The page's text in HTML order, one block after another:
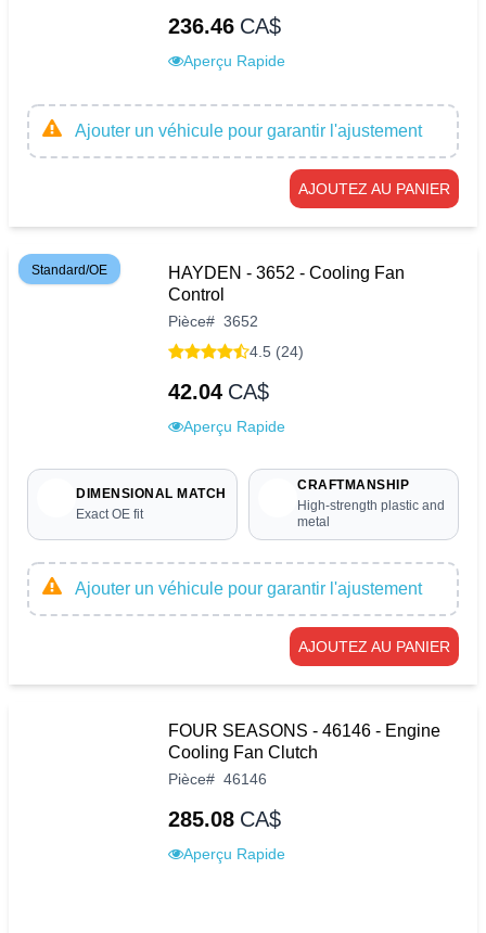
236.46 CA$
Aperçu Rapide
Ajouter un véhicule pour garantir l'ajustement
AJOUTEZ AU PANIER
Standard/OE
HAYDEN - 3652 - Cooling Fan
Control
Pièce# 3652
4.5 (24)
42.04 CA$
Aperçu Rapide
DIMENSIONAL MATCH
Exact OE fit
CRAFTMANSHIP
High-strength plastic and
metal
Ajouter un véhicule pour garantir l'ajustement
AJOUTEZ AU PANIER
FOUR SEASONS - 46146 - Engine
Cooling Fan Clutch
Pièce# 46146
285.08 CA$
Aperçu Rapide